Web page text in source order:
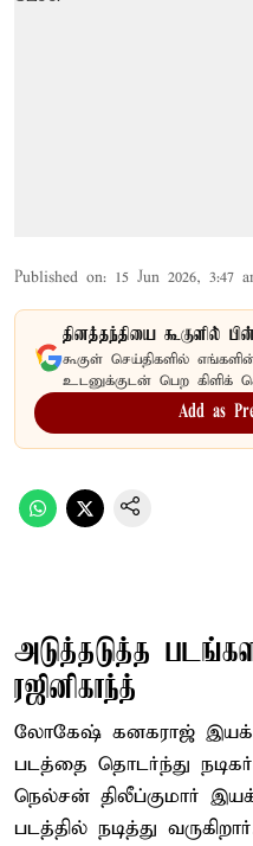
Published on: 15 Jun 2026, 3:47
தினத்தந்தியை கூகுளில்
கூகுள் செய்திகளில்
உடனுக்குடன் பெற கிளிக்
Add as
அடுத்தடுத்த
ரஜினிகாந்த்
லோகேஷ் கனகராஜ்
படத்தை தொடர்ந்து
நெல்சன் திலீப்குமார்
படத்தில் நடித்து